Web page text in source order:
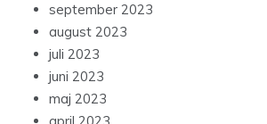
september 2023
august 2023
juli 2023
juni 2023
maj 2023